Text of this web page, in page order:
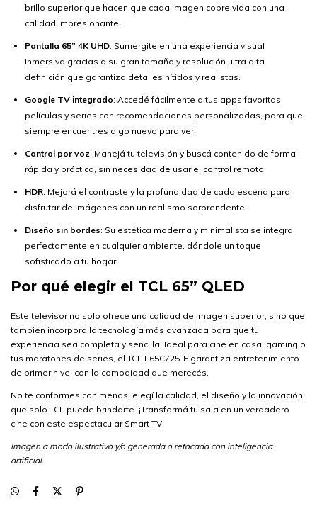
brillo superior que hacen que cada imagen cobre vida con una
calidad impresionante.
Pantalla 65” 4K UHD: Sumergite en una experiencia visual
inmersiva gracias a su gran tamaño y resolución ultra alta
definición que garantiza detalles nítidos y realistas.
Google TV integrado: Accedé fácilmente a tus apps favoritas,
películas y series con recomendaciones personalizadas, para que
siempre encuentres algo nuevo para ver.
Control por voz: Manejá tu televisión y buscá contenido de forma
rápida y práctica, sin necesidad de usar el control remoto.
HDR: Mejorá el contraste y la profundidad de cada escena para
disfrutar de imágenes con un realismo sorprendente.
Diseño sin bordes: Su estética moderna y minimalista se integra
perfectamente en cualquier ambiente, dándole un toque
sofisticado a tu hogar.
Por qué elegir el TCL 65” QLED
Este televisor no solo ofrece una calidad de imagen superior, sino que
también incorpora la tecnología más avanzada para que tu
experiencia sea completa y sencilla. Ideal para cine en casa, gaming o
tus maratones de series, el TCL L65C725-F garantiza entretenimiento
de primer nivel con la comodidad que merecés.
No te conformes con menos: elegí la calidad, el diseño y la innovación
que solo TCL puede brindarte. ¡Transformá tu sala en un verdadero
cine con este espectacular Smart TV!
Imagen a modo ilustrativo y/o generada o retocada con inteligencia
artificial.